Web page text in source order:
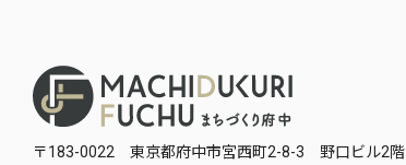
〒183-0022 東京都府中市宮西町2-8-3 野口ビル2階